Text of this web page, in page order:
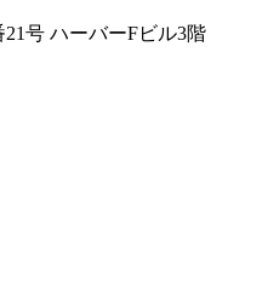
号 ハーバーFビル3階